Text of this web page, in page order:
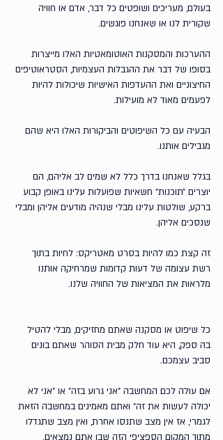
בעולם, מעריכים ושופטים כל דבר, אדם או חוויה
שקורית לנו או שאנחנו פוגשים.
ההערכות והמסקנות האוטומאטיות האלו מייצרות
בסופו של דבר את ההגבלות העצמיות, הסטראוטיפים
החיצוניים ואת ההעדפות האישיות שיכולות להיות
לפעמים מאוד לא מועילות.
הבעיה עם כל השיפוטים והביקורות האלו היא שהם
מגבילים אותנו.
בגלל שאנחנו בדרך כלל לא שמים לב אליהם, הם
יוצרים ״תוכנות״ חשאיות שפועלות עלינו באופן קבוע
ברקע, שולטות עלינו מבלי שנהיה מודעים אליהן ומבלי
שנסכים אליהן.
זה קצת כמו להיות בסרט מאטריקס: לחיות בתוך
רשת עצומה של דעות קדומות שמרחיקה אותנו
מלראות את המציאות של החוויה שלנו.
כל שיפוט או מסקנה שאתם מחזיקים, מבלי להטיל
בה ספק, היא עוד חלק מבית הסוהר שאתם בונים
סביב עצמכם.
אם עולה לכם המחשבה ״אני גרוע בזה״ או ״אני לא
יכולה לעשות את זה״ ואתם מאמינים במחשבה הזאת
לגמרי, אז אין מצב שתנסו אחרת, ואין מצב שתגדלו
מתוך המקום הספציפי הזה שבו אתם נמצאים.